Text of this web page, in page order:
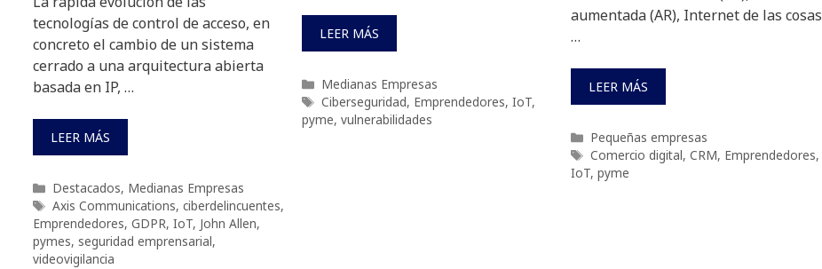
tecnologías de control de acceso, en
concreto el cambio de un sistema
cerrado a una arquitectura abierta
basada en IP, …
LEER MÁS
Categorías
Destacados, Medianas Empresas
Etiquetas
Axis Communications, ciberdelincuentes,
Emprendedores, GDPR, IoT, John Allen,
pymes, seguridad emprensarial,
videovigilancia
LEER MÁS
Categorías
Medianas Empresas
Etiquetas
Ciberseguridad, Emprendedores, IoT,
pyme, vulnerabilidades
aumentada (AR), Internet de las cosas
…
LEER MÁS
Categorías
Pequeñas empresas
Etiquetas
Comercio digital, CRM, Emprendedores,
IoT, pyme